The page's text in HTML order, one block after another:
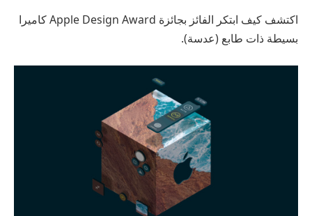
اكتشف كيف ابتكر الفائز بجائزة Apple Design Award كاميرا
بسيطة ذات طابع (عدسة).